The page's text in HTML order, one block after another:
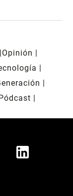
Opinión
Pódcast